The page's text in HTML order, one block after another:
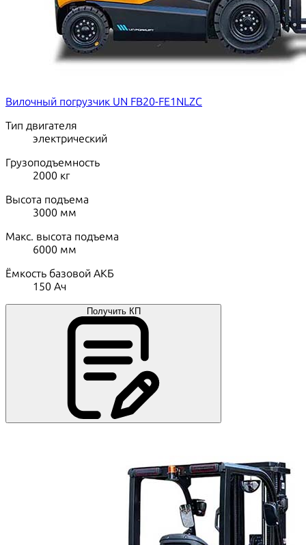
Вилочный погрузчик UN FB20-FE1NLZC
Тип двигателя
электрический
Грузоподъемность
2000 кг
Высота подъема
3000 мм
Макс. высота подъема
6000 мм
Ёмкость базовой АКБ
150 Ач
Получить КП